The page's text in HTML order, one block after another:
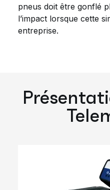
pneus doit être gonflé
l’impact lorsque cette
entreprise.